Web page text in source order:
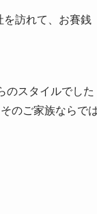
訪れて、お賽銭
のスタイルでした
のご家族ならで